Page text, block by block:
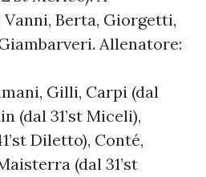
Berta, Giorgetti,
Allenatore:
Gilli, Carpi (dal
(dal 31’st Miceli),
Diletto), Conté,
(dal 31’st